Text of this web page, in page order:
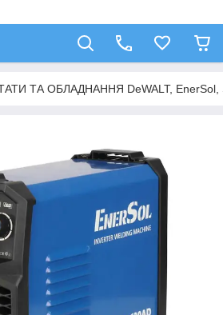
ТА ОБЛАДНАННЯ DeWALT, EnerSol,